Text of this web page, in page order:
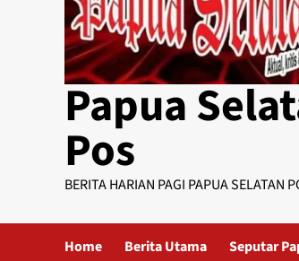
Papua
Pos
BERITA HARIAN PAGI PAPUA SELATAN
Home Berita Utama Seputar